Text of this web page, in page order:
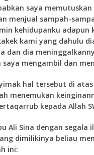
saya
menjual sampah-
kehidupanku
kami yang dahulu
dan dia
saya mengambil dan
hal tersebut di atas
menemukan
kepada Allah
Ali Sina dengan segala
dimilikinya beliau
ini: